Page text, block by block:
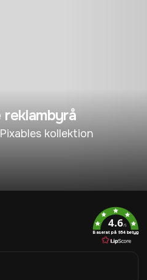
reklambyrå
kollektion
4.6/5
Baserat på 954 betyg